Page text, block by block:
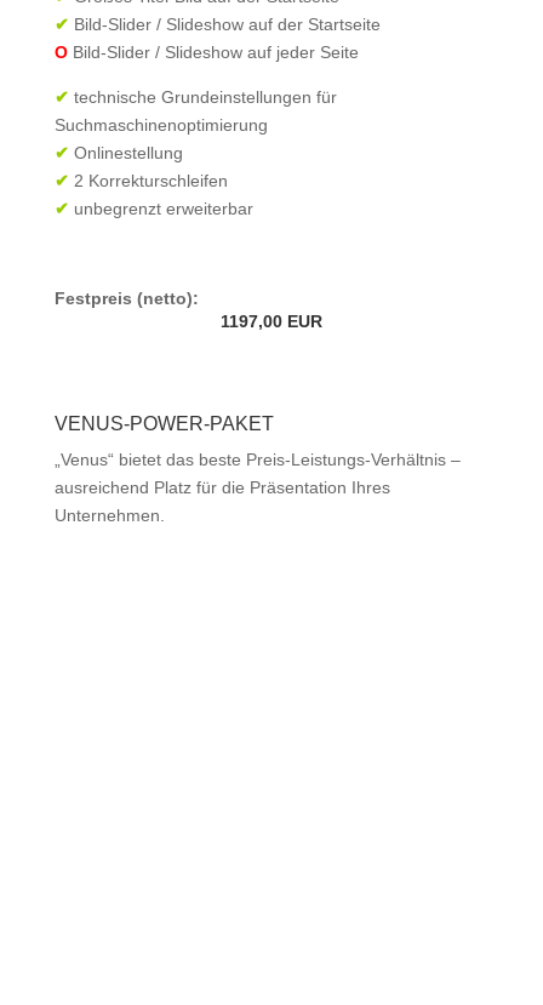
✔ Bild-Slider / Slideshow auf der Startseite
O Bild-Slider / Slideshow auf jeder Seite
✔ technische Grundeinstellungen für
Suchmaschinenoptimierung
✔ Onlinestellung
✔ 2 Korrekturschleifen
✔ unbegrenzt erweiterbar
Festpreis (netto):
1197,00 EUR
VENUS-POWER-PAKET
„Venus“ bietet das beste Preis-Leistungs-Verhältnis –
ausreichend Platz für die Präsentation Ihres
Unternehmen.